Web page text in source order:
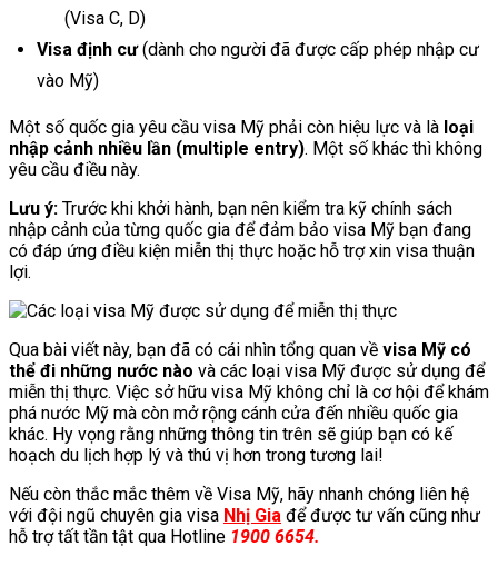
(Visa C, D)
Visa định cư(dành cho người đã được cấp phép nhập cư
vào Mỹ)
Một số quốc gia yêu cầu visa Mỹ phải còn hiệu lực và là loại
nhập cảnh nhiều lần (multiple entry). Một số khác thì không
yêu cầu điều này.
Lưu ý: Trước khi khởi hành, bạn nên kiểm tra kỹ chính sách
nhập cảnh của từng quốc gia để đảm bảo visa Mỹ bạn đang
có đáp ứng điều kiện miễn thị thực hoặc hỗ trợ xin visa thuận
lợi.
Qua bài viết này, bạn đã có cái nhìn tổng quan về visa Mỹ có
thể đi những nước nào và các loại visa Mỹ được sử dụng để
miễn thị thực. Việc sở hữu visa Mỹ không chỉ là cơ hội để khám
phá nước Mỹ mà còn mở rộng cánh cửa đến nhiều quốc gia
khác. Hy vọng rằng những thông tin trên sẽ giúp bạn có kế
hoạch du lịch hợp lý và thú vị hơn trong tương lai!
Nếu còn thắc mắc thêm về Visa Mỹ, hãy nhanh chóng liên hệ
với đội ngũ chuyên gia visa Nhị Gia để được tư vấn cũng như
hỗ trợ tất tần tật qua Hotline 1900 6654.